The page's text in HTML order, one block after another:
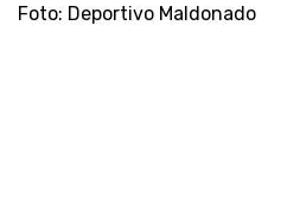
Foto: Deportivo Maldonado